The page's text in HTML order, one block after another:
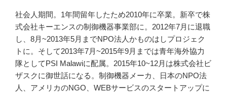
社会人期間。1年間留年したため2010年に卒業。新卒で株
式会社キーエンスの制御機器事業部に。2012年7月に退職
し、8月~2013年5月までNPO法人かものはしプロジェク
トに。そして2013年7月~2015年9月までは青年海外協力
隊としてPSI Malawiに配属。2015年10~12月は株式会社ビ
ザスクに御世話になる。制御機器メーカ、日本のNPO法
人、アメリカのNGO、WEBサービスのスタートアップに